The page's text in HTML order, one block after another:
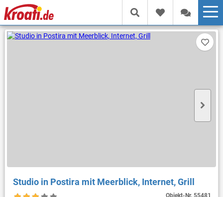
Studio in Postira mit Meerblick, Internet, Grill
Objekt-Nr.55481